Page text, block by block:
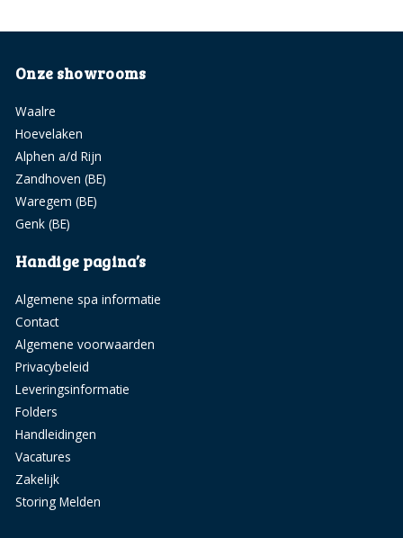
Onze showrooms
Waalre
Hoevelaken
Alphen a/d Rijn
Zandhoven (BE)
Waregem (BE)
Genk (BE)
Handige pagina’s
Algemene spa informatie
Contact
Algemene voorwaarden
Privacybeleid
Leveringsinformatie
Folders
Handleidingen
Vacatures
Zakelijk
Storing Melden